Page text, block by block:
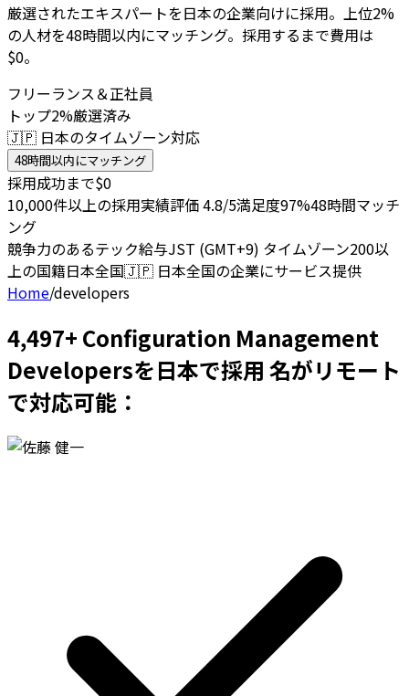
厳選されたエキスパートを日本の企業向けに採用。上位2%
の人材を48時間以内にマッチング。採用するまで費用は
$0。
フリーランス＆正社員
トップ2%厳選済み
🇯🇵 日本のタイムゾーン対応
48時間以内にマッチング
採用成功まで$0
10,000件以上の採用実績評価 4.8/5満足度97%48時間マッチ
ング
競争力のあるテック給与JST (GMT+9) タイムゾーン200以
上の国籍日本全国🇯🇵 日本全国の企業にサービス提供
Home/developers
4,497+ Configuration Management
Developersを日本で採用 名がリモート
で対応可能：